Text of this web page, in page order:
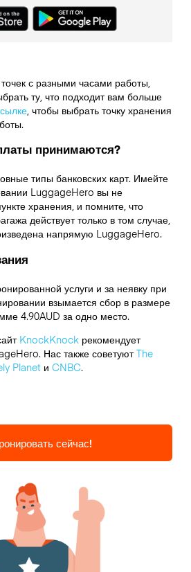
с разными часами работы,
ту, что подходит вам больше
,чтобы выбрать точку хранения
принимаются?
типы банковских карт. Имейте
LuggageHero вы не
хранения, и помните, что
действует только в том случае,
напрямую LuggageHero.
услуги и за неявку при
взымается сбор в размере
4.90AUD за одно место.
KnockKnockрекомендует
Нас также советуютThe
Planetи CNBC.
сейчас!